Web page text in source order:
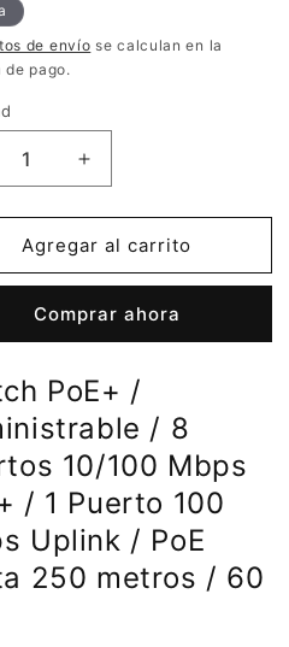
de envío se calculan en la
de pago.
Aumentar
cantidad
para
Switch
PoE+
Administrable
/
Puertos
10/100
Mbps
PoE+
/
1
Puerto
100
Agregar al carrito
Comprar ahora
PoE+ /
/ 8
10/100 Mbps
/ 1 Puerto 100
Uplink / PoE
250 metros / 60